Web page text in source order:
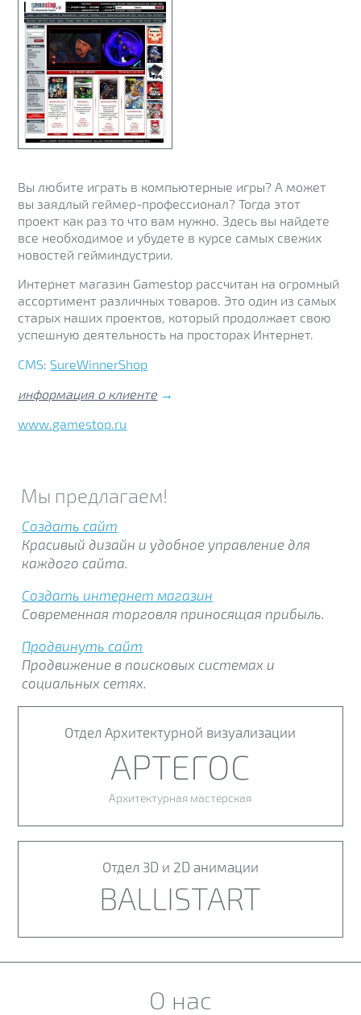
Вы любите играть в компьютерные игры? А может
вы заядлый геймер-профессионал? Тогда этот
проект как раз то что вам нужно. Здесь вы найдете
все необходимое и убудете в курсе самых свежих
новостей гейминдустрии.
Интернет магазин Gamestop рассчитан на огромный
ассортимент различных товаров. Это один из самых
старых наших проектов, который продолжает свою
успешную деятельность на просторах Интернет.
CMS: SureWinnerShop
информация о клиенте →
www.gamestop.ru
Мы предлагаем!
Создать сайт
Красивый дизайн и удобное управление для
каждого сайта.
Создать интернет магазин
Современная торговля приносящая прибыль.
Продвинуть сайт
Продвижение в поисковых системах и
социальных сетях.
Отдел Архитектурной визуализации
АРТЕГОС
Архитектурная мастерская
Отдел 3D и 2D анимации
BALLISTART
О нас